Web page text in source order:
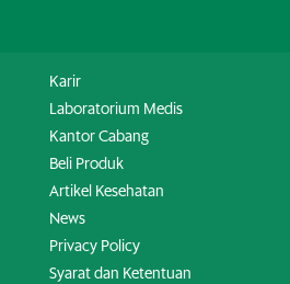
Karir
Laboratorium Medis
Kantor Cabang
Beli Produk
Artikel Kesehatan
News
Privacy Policy
Syarat dan Ketentuan